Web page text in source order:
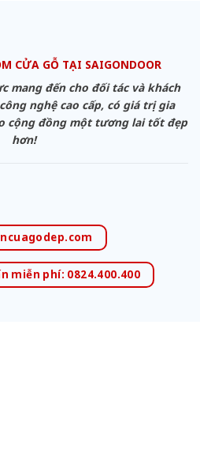
CỬA GỖ TẠI SAIGONDOOR
mang đến cho đối tác và khách
nghệ cao cấp, có giá trị gia
cộng đồng một tương lai tốt đẹp
hơn!
miễn phí: 0824.400.400